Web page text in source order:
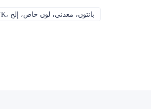
CMYK، بانتون، معدني، لون خاص، إلخ